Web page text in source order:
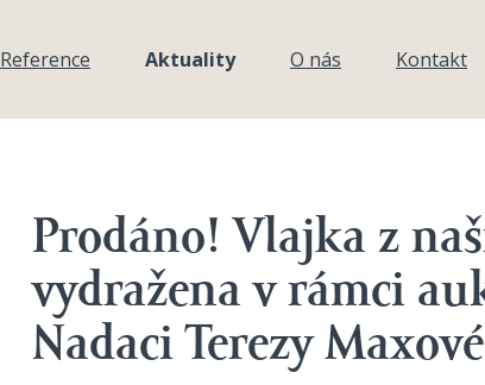
Reference Aktuality O nás Kontakt
Prodáno! Vlajka z
vydražena v rámci
Nadaci Terezy Maxové